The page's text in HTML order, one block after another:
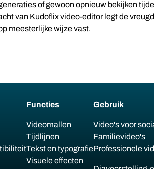
of gewoon opnieuw bekijken
van Kudoflix video-editor legt de
meesterlijke wijze vast.
Functies
Videomallen
Tijdlijnen
Tekst en typografie
Visuele effecten
Gebruik
Video's voor
Familievideo's
Professionele